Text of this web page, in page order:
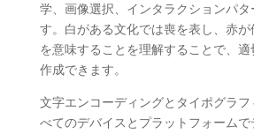
学、画像選択、インタラクションパタ
す。白がある文化では喪を表し、赤
を意味することを理解することで、
作成できます。
文字エンコーディングとタイポグラ
べてのデバイスとプラットフォームで